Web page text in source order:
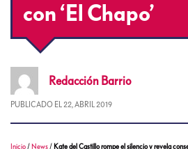
con ‘El Chapo’
Redacción Barrio
PUBLICADO EL 22, ABRIL 2019
Inicio / News / Kate del Castillo rompe el silencio y revela